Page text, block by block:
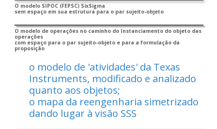
O modelo SIPOC (FEPSC) SixSigma
sem espaço em sua estrutura para o par sujeito-objeto
O modelo de operações no caminho do Instanciamento do objeto das
operações
com espaço para o par sujeito-objeto e para a formulação da
proposição
o modelo de 'atividades' da Texas
Instruments, modificado e analizado
quanto aos objetos;
o mapa da reengenharia simetrizado
dando lugar à visão SSS